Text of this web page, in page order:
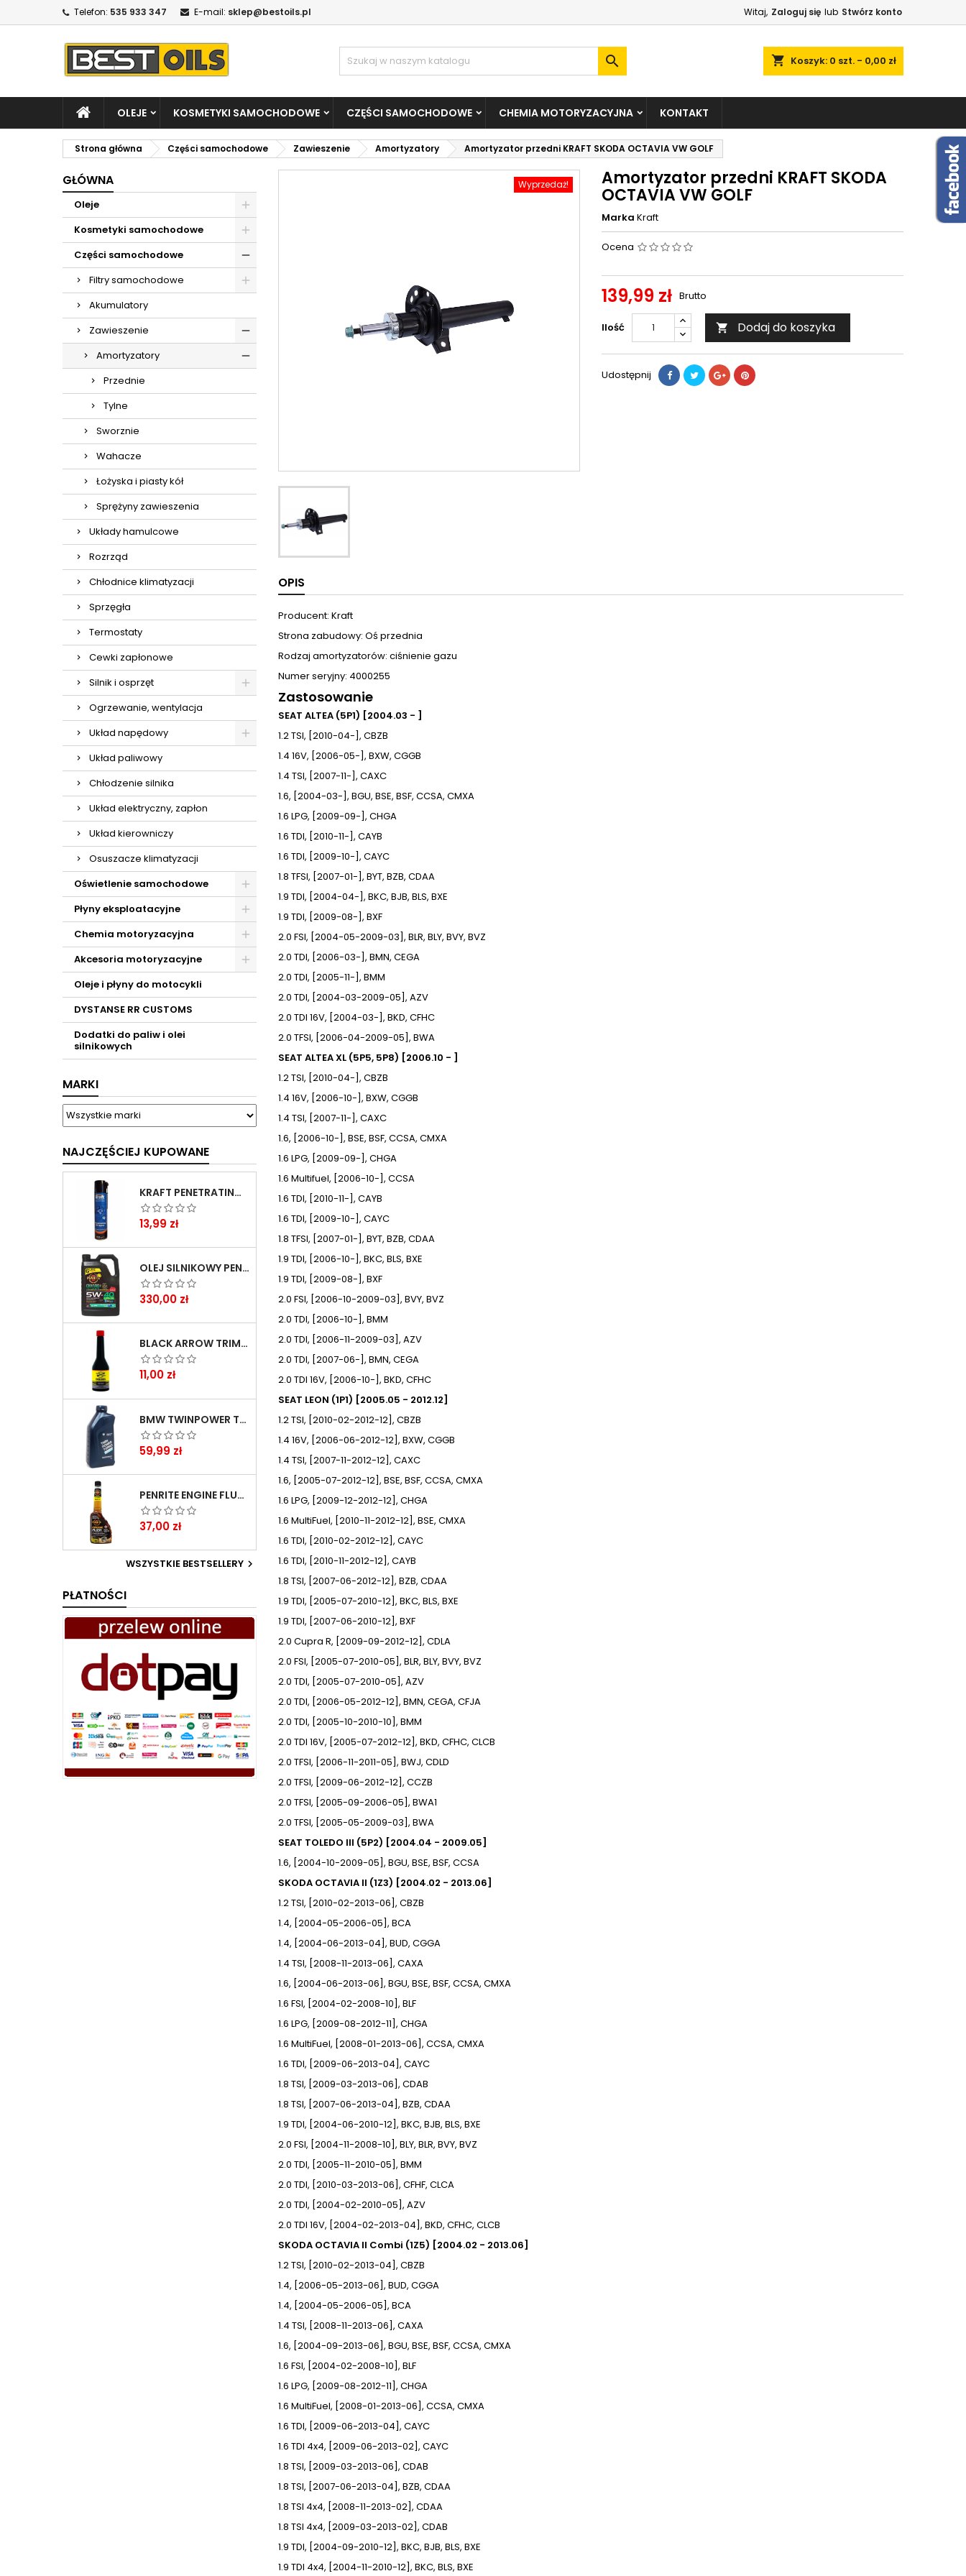
Telefon: 535 933 347 E-mail: sklep@bestoils.pl Witaj, Zaloguj się lub Stwórz konto
shopping_cart Koszyk: 0 szt. - 0,00 zł

OLEJE KOSMETYKI SAMOCHODOWE CZĘŚCI SAMOCHODOWE CHEMIA MOTORYZACYJNA KONTAKT
Strona główna Części samochodowe Zawieszenie Amortyzatory Amortyzator przedni KRAFT SKODA OCTAVIA VW GOLF
GŁÓWNA
Oleje
Kosmetyki samochodowe
Części samochodowe
Filtry samochodowe
Akumulatory
Zawieszenie
Amortyzatory
Przednie
Tylne
Sworznie
Wahacze
Łożyska i piasty kół
Sprężyny zawieszenia
Układy hamulcowe
Rozrząd
Chłodnice klimatyzacji
Sprzęgła
Termostaty
Cewki zapłonowe
Silnik i osprzęt
Ogrzewanie, wentylacja
Układ napędowy
Układ paliwowy
Chłodzenie silnika
Układ elektryczny, zapłon
Układ kierowniczy
Osuszacze klimatyzacji
Oświetlenie samochodowe
Płyny eksploatacyjne
Chemia motoryzacyjna
Akcesoria motoryzacyjne
Oleje i płyny do motocykli
DYSTANSE RR CUSTOMS
Dodatki do paliw i olei
silnikowych
MARKI
NAJCZĘŚCIEJ KUPOWANE
KRAFT PENETRATING OIL SPRAY 400 ML
Cena
13,99 zł
OLEJ SILNIKOWY PENRITE ENVIRO + 5W40 6L
Cena
330,00 zł
BLACK ARROW TRIM DIESEL DODATEK DO PALIWA 250ML
Cena
11,00 zł
BMW TWINPOWER TURBO 5W30 LL04 1L
Cena
59,99 zł
PENRITE ENGINE FLUSH ŚRODEK DO CZYSZCZENIA SILNIKA 375 ML
Cena
37,00 zł
WSZYSTKIE BESTSELLERY 
PŁATNOŚCI
Wyprzedaż! Amortyzator przedni KRAFT SKODA
OCTAVIA VW GOLF
Marka Kraft
Ocena
139,99 zł Brutto
Ilość  Dodaj do koszyka
Udostępnij
OPIS
Producent: Kraft
Strona zabudowy: Oś przednia
Rodzaj amortyzatorów: ciśnienie gazu
Numer seryjny: 4000255
Zastosowanie
SEAT ALTEA (5P1) [2004.03 - ]
1.2 TSI, [2010-04-], CBZB
1.4 16V, [2006-05-], BXW, CGGB
1.4 TSI, [2007-11-], CAXC
1.6, [2004-03-], BGU, BSE, BSF, CCSA, CMXA
1.6 LPG, [2009-09-], CHGA
1.6 TDI, [2010-11-], CAYB
1.6 TDI, [2009-10-], CAYC
1.8 TFSI, [2007-01-], BYT, BZB, CDAA
1.9 TDI, [2004-04-], BKC, BJB, BLS, BXE
1.9 TDI, [2009-08-], BXF
2.0 FSI, [2004-05-2009-03], BLR, BLY, BVY, BVZ
2.0 TDI, [2006-03-], BMN, CEGA
2.0 TDI, [2005-11-], BMM
2.0 TDI, [2004-03-2009-05], AZV
2.0 TDI 16V, [2004-03-], BKD, CFHC
2.0 TFSI, [2006-04-2009-05], BWA
SEAT ALTEA XL (5P5, 5P8) [2006.10 - ]
1.2 TSI, [2010-04-], CBZB
1.4 16V, [2006-10-], BXW, CGGB
1.4 TSI, [2007-11-], CAXC
1.6, [2006-10-], BSE, BSF, CCSA, CMXA
1.6 LPG, [2009-09-], CHGA
1.6 Multifuel, [2006-10-], CCSA
1.6 TDI, [2010-11-], CAYB
1.6 TDI, [2009-10-], CAYC
1.8 TFSI, [2007-01-], BYT, BZB, CDAA
1.9 TDI, [2006-10-], BKC, BLS, BXE
1.9 TDI, [2009-08-], BXF
2.0 FSI, [2006-10-2009-03], BVY, BVZ
2.0 TDI, [2006-10-], BMM
2.0 TDI, [2006-11-2009-03], AZV
2.0 TDI, [2007-06-], BMN, CEGA
2.0 TDI 16V, [2006-10-], BKD, CFHC
SEAT LEON (1P1) [2005.05 - 2012.12]
1.2 TSI, [2010-02-2012-12], CBZB
1.4 16V, [2006-06-2012-12], BXW, CGGB
1.4 TSI, [2007-11-2012-12], CAXC
1.6, [2005-07-2012-12], BSE, BSF, CCSA, CMXA
1.6 LPG, [2009-12-2012-12], CHGA
1.6 MultiFuel, [2010-11-2012-12], BSE, CMXA
1.6 TDI, [2010-02-2012-12], CAYC
1.6 TDI, [2010-11-2012-12], CAYB
1.8 TSI, [2007-06-2012-12], BZB, CDAA
1.9 TDI, [2005-07-2010-12], BKC, BLS, BXE
1.9 TDI, [2007-06-2010-12], BXF
2.0 Cupra R, [2009-09-2012-12], CDLA
2.0 FSI, [2005-07-2010-05], BLR, BLY, BVY, BVZ
2.0 TDI, [2005-07-2010-05], AZV
2.0 TDI, [2006-05-2012-12], BMN, CEGA, CFJA
2.0 TDI, [2005-10-2010-10], BMM
2.0 TDI 16V, [2005-07-2012-12], BKD, CFHC, CLCB
2.0 TFSI, [2006-11-2011-05], BWJ, CDLD
2.0 TFSI, [2009-06-2012-12], CCZB
2.0 TFSI, [2005-09-2006-05], BWA1
2.0 TFSI, [2005-05-2009-03], BWA
SEAT TOLEDO III (5P2) [2004.04 - 2009.05]
1.6, [2004-10-2009-05], BGU, BSE, BSF, CCSA
SKODA OCTAVIA II (1Z3) [2004.02 - 2013.06]
1.2 TSI, [2010-02-2013-06], CBZB
1.4, [2004-05-2006-05], BCA
1.4, [2004-06-2013-04], BUD, CGGA
1.4 TSI, [2008-11-2013-06], CAXA
1.6, [2004-06-2013-06], BGU, BSE, BSF, CCSA, CMXA
1.6 FSI, [2004-02-2008-10], BLF
1.6 LPG, [2009-08-2012-11], CHGA
1.6 MultiFuel, [2008-01-2013-06], CCSA, CMXA
1.6 TDI, [2009-06-2013-04], CAYC
1.8 TSI, [2009-03-2013-06], CDAB
1.8 TSI, [2007-06-2013-04], BZB, CDAA
1.9 TDI, [2004-06-2010-12], BKC, BJB, BLS, BXE
2.0 FSI, [2004-11-2008-10], BLY, BLR, BVY, BVZ
2.0 TDI, [2005-11-2010-05], BMM
2.0 TDI, [2010-03-2013-06], CFHF, CLCA
2.0 TDI, [2004-02-2010-05], AZV
2.0 TDI 16V, [2004-02-2013-04], BKD, CFHC, CLCB
SKODA OCTAVIA II Combi (1Z5) [2004.02 - 2013.06]
1.2 TSI, [2010-02-2013-04], CBZB
1.4, [2006-05-2013-06], BUD, CGGA
1.4, [2004-05-2006-05], BCA
1.4 TSI, [2008-11-2013-06], CAXA
1.6, [2004-09-2013-06], BGU, BSE, BSF, CCSA, CMXA
1.6 FSI, [2004-02-2008-10], BLF
1.6 LPG, [2009-08-2012-11], CHGA
1.6 MultiFuel, [2008-01-2013-06], CCSA, CMXA
1.6 TDI, [2009-06-2013-04], CAYC
1.6 TDI 4x4, [2009-06-2013-02], CAYC
1.8 TSI, [2009-03-2013-06], CDAB
1.8 TSI, [2007-06-2013-04], BZB, CDAA
1.8 TSI 4x4, [2008-11-2013-02], CDAA
1.8 TSI 4x4, [2009-03-2013-02], CDAB
1.9 TDI, [2004-09-2010-12], BKC, BJB, BLS, BXE
1.9 TDI 4x4, [2004-11-2010-12], BKC, BLS, BXE